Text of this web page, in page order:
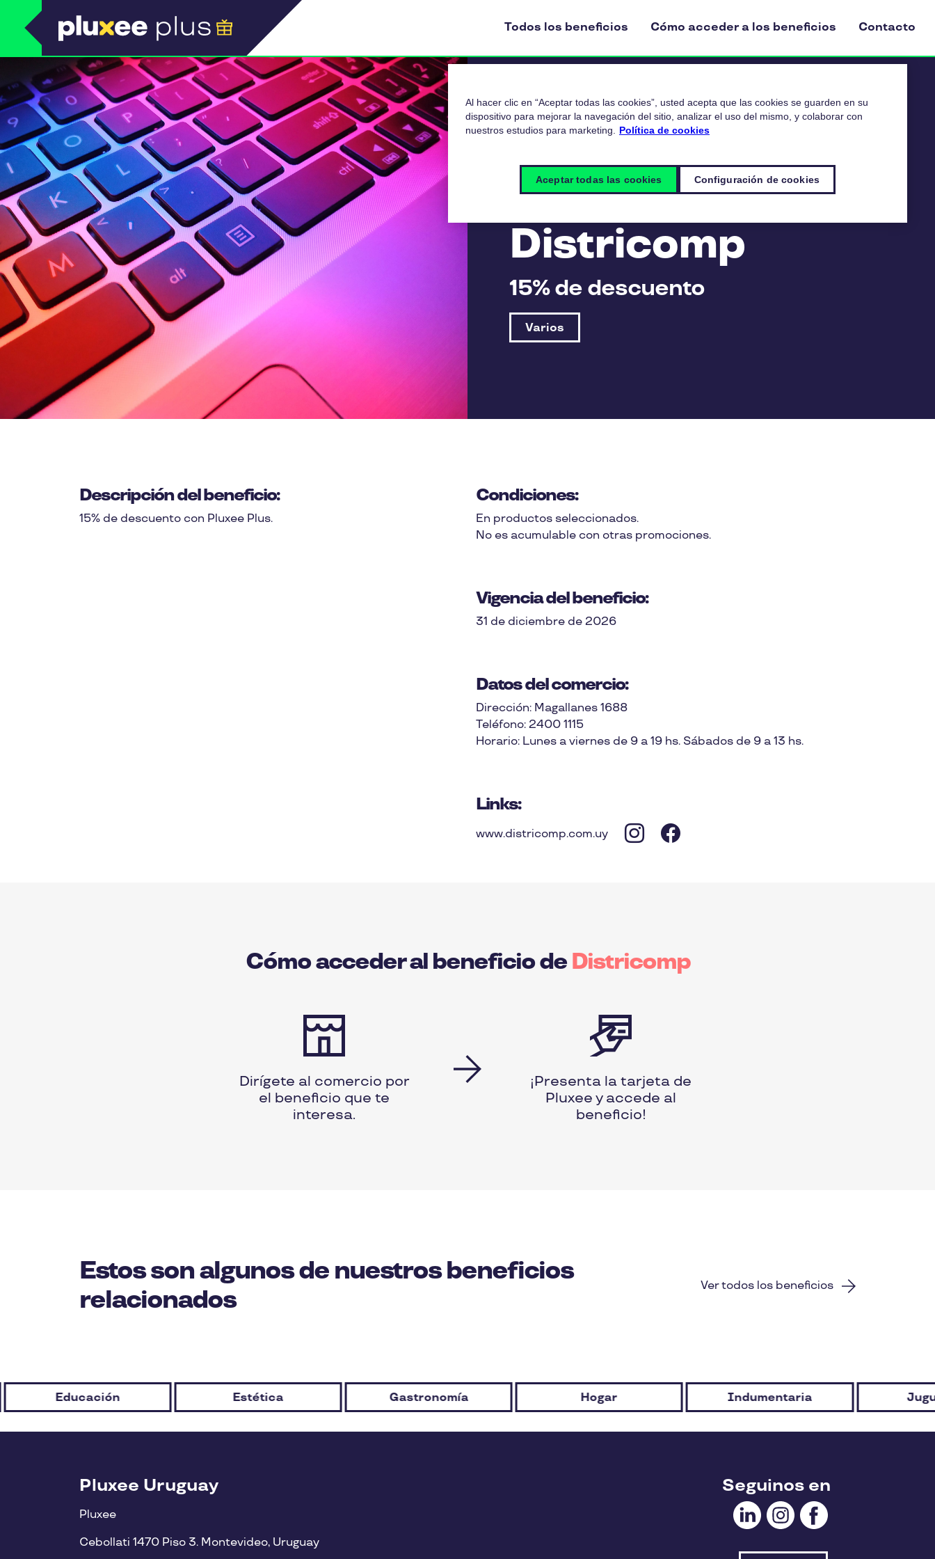
Todos los beneficios Cómo acceder a los beneficios Contacto
Districomp
15% de descuento
Varios
Descripción del beneficio:
15% de descuento con Pluxee Plus.
Condiciones:
En productos seleccionados.
No es acumulable con otras promociones.
Vigencia del beneficio:
31 de diciembre de 2026
Datos del comercio:
Dirección: Magallanes 1688
Teléfono: 2400 1115
Horario: Lunes a viernes de 9 a 19 hs. Sábados de 9 a 13 hs.
Links:
www.districomp.com.uy
Cómo acceder al beneficio deDistricomp
Dirígete al comercio por
el beneficio que te
interesa.
¡Presenta la tarjeta de
Pluxee y accede al
beneficio!
Estos son algunos de nuestros beneficios
relacionados
Ver todos los beneficios
Educación Estética Gastronomía Hogar Indumentaria
Pluxee Uruguay
Pluxee
Cebollati 1470 Piso 3. Montevideo, Uruguay
Seguinos en
Al hacer clic en “Aceptar todas las cookies”, usted acepta que las cookies se guarden en su
dispositivo para mejorar la navegación del sitio, analizar el uso del mismo, y colaborar con
nuestros estudios para marketing.
Política de cookies
Configuración de cookies
Aceptar todas las cookies